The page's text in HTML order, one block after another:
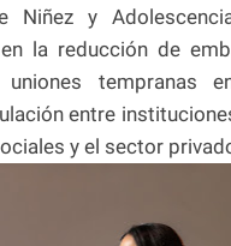
Niñez y
la reducción de
uniones tempranas
entre
y el sector